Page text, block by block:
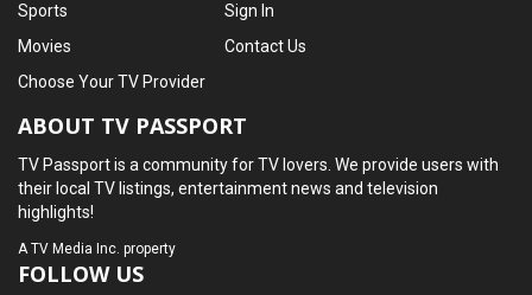
Sports
Movies
Sign In
Contact Us
Choose Your TV Provider
ABOUT TV PASSPORT
TV Passport is a community for TV lovers. We provide users with
their local TV listings, entertainment news and television
highlights!
ATV Media Inc. property
FOLLOW US